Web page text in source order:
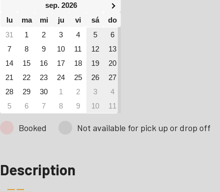
sep. 2026
lu
ma mi ju vi sá
do
31
1 2 3 4 5
6
7
8 9 10 11 12
13
14
15 16 17 18 19
20
21
22 23 24 25 26
27
28
29 30 1 2 3
4
5
6 7 8 9 10 11
Booked Not available for pick up or drop off
Description